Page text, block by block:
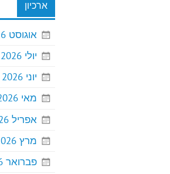
ארכיון
אוגוסט 2026
יולי 2026
יוני 2026
מאי 2026
אפריל 2026
מרץ 2026
פברואר 2026